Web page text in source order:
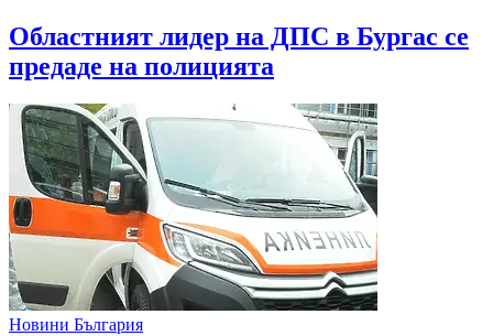
Областният лидер на ДПС в Бургас се
предаде на полицията
Новини България